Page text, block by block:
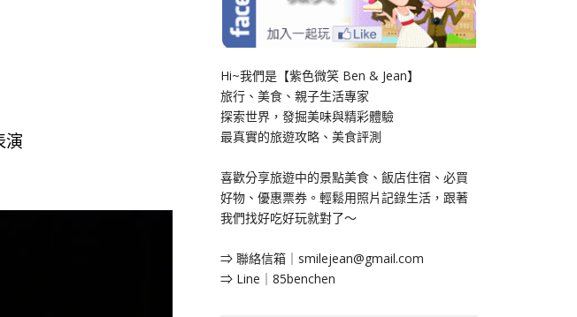
演
Hi~我們是【紫色微笑 Ben & Jean】
旅行、美食、親子生活專家
探索世界，發掘美味與精彩體驗
最真實的旅遊攻略、美食評測
喜歡分享旅遊中的景點美食、飯店住宿、必買
好物、優惠票券。輕鬆用照片記錄生活，跟著
我們找好吃好玩就對了～
⇒ 聯絡信箱｜ smilejean@gmail.com
⇒ Line｜85benchen